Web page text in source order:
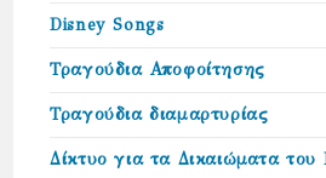
Disney Songs
Τραγούδια Αποφοίτησης
Τραγούδια διαμαρτυρίας
Δίκτυο για τα Δικαιώµατα του